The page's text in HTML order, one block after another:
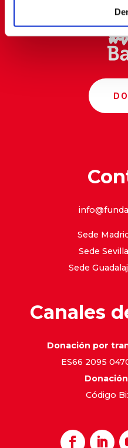
Sede
Sede
Sede
Canales
Donación por
ES66 2095
Código